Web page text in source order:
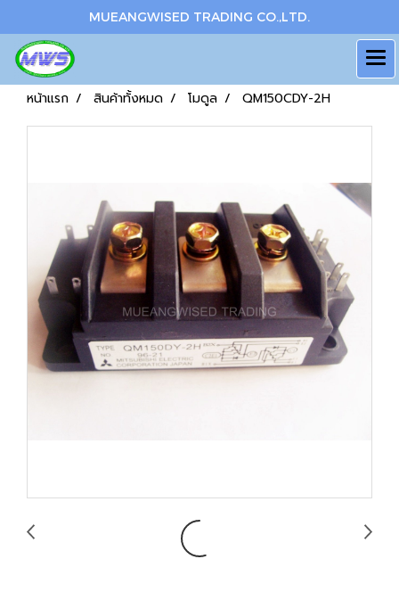
MUEANGWISED TRADING CO.,LTD.
หน้าแรก สินค้าทั้งหมด โมดูล QM150CDY-2H